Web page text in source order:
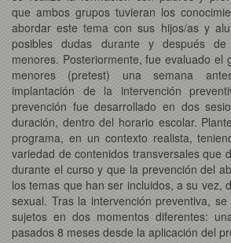
que ambos grupos tuvieran los
abordar este tema con sus hijos/as y
posibles dudas durante y después
menores. Posteriormente, fue evaluado el
menores (pretest) una semana
implantación de la intervención
prevención fue desarrollado en dos
duración, dentro del horario escolar.
programa, en un contexto realista,
variedad de contenidos transversales que
durante el curso y que la prevención del
los temas que han ser incluidos, a su vez,
sexual. Tras la intervención preventiva,
sujetos en dos momentos diferentes:
pasados 8 meses desde la aplicación del